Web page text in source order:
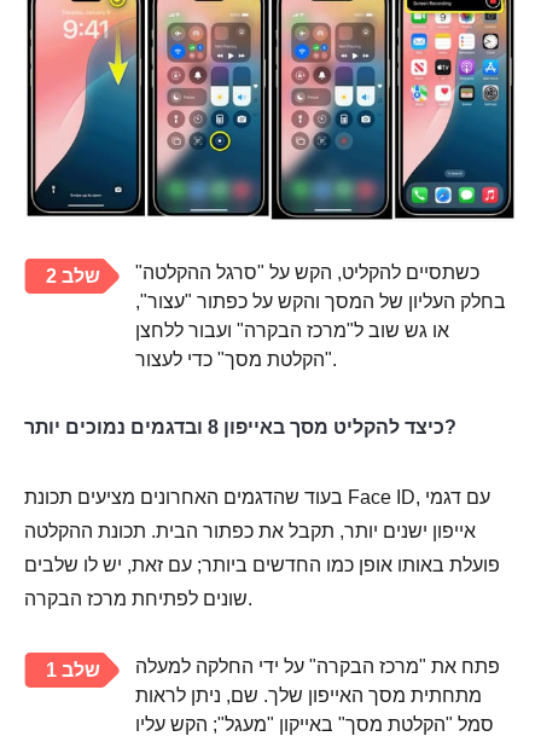
שלב 2
כשתסיים להקליט, הקש על "סרגל ההקלטה"
בחלק העליון של המסך והקש על כפתור "עצור",
או גש שוב ל"מרכז הבקרה" ועבור ללחצן
"הקלטת מסך" כדי לעצור.
כיצד להקליט מסך באייפון 8 ובדגמים נמוכים יותר?
בעוד שהדגמים האחרונים מציעים תכונת Face ID, עם דגמי
אייפון ישנים יותר, תקבל את כפתור הבית. תכונת ההקלטה
פועלת באותו אופן כמו החדשים ביותר; עם זאת, יש לו שלבים
שונים לפתיחת מרכז הבקרה.
שלב 1
פתח את "מרכז הבקרה" על ידי החלקה למעלה
מתחתית מסך האייפון שלך. שם, ניתן לראות
סמל "הקלטת מסך" באייקון "מעגל"; הקש עליו